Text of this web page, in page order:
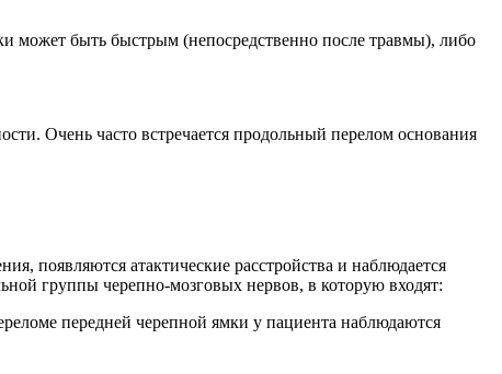
может быть быстрым (непосредственно после травмы), либо
Очень часто встречается продольный перелом основания
появляются атактические расстройства и наблюдается
группы черепно-мозговых нервов, в которую входят:
передней черепной ямки у пациента наблюдаются